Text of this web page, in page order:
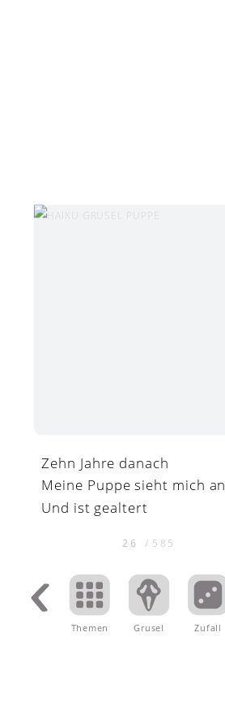
Zehn Jahre danach
Meine Puppe sieht mich an
Und ist gealtert
26 / 585
Themen Zufall
Grusel